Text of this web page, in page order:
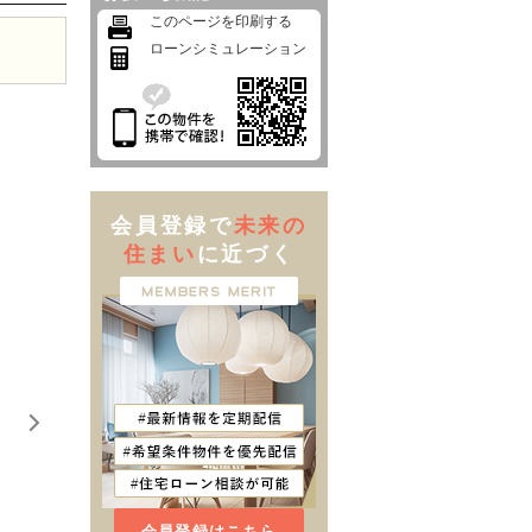
このページを印刷する
ローンシミュレーション
会員登録で未来の
住まい に近づく